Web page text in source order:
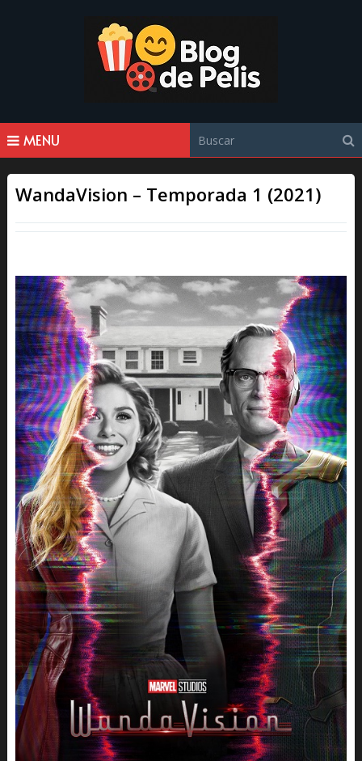
MENU
WandaVision – Temporada 1 (2021)